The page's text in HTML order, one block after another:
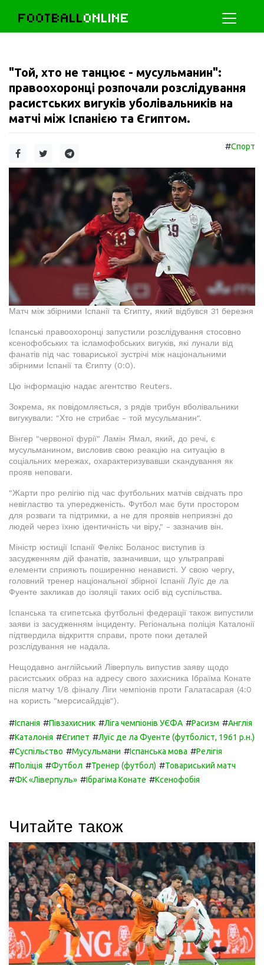
FOOTBALLONLINE
"Той, хто не танцює - мусульманин":
правоохоронці розпочали розслідування
расистських вигуків уболівальників на
матчі між Іспанією та Єгиптом.
#Спорт
Матч між збірними Іспанії та Єгипту, який відбувся 31 березня
Іспанські правоохоронці запустили розслідування стосовно
ксенофобських та ісламофобських вигуків, які лунали від
фанатів під час товариської зустрічі між національними
збірними Іспанії та Єгипту (0:0).
Цю інформацію надає агентство Reuters.
Зокрема, як повідомляється, з рядів трибун вболівальники
вигукували: "Хто не стрибає - той мусульманин".
Вінгер "червоної фурії" Ламін Ямал, який, до речі, є
мусульманином, висловив свою реакцію на ситуацію в
соціальних мережах, охарактеризувавши скандування як
прояв неповаги.
"Жарти про релігію під час футбольних матчів свідчать про
невігластво та упередженість. Футбол має бути простором
для розваги та підтримки, а не для проявів неприязні до
людей через їхню ідентичність чи віру," - зазначив він.
Міністр юстиції Іспанії Фелікс Боланос виступив із
засудженням дій фанатів, зазначивши, що ультраправі
елементи сприяють поширенню ненависті. У свою чергу,
головний тренер національної збірної Іспанії Луїс де ла
Фуенте закликав до ізоляції таких осіб від суспільства.
Іспанська та єгипетська футбольні федерації також випустили
заяви із засудженням інциденту. Регіональна поліція Каталонії
підтвердила відкриття справи, проте поки деталей
розслідування не надала.
Нещодавно англійський Ліверпуль випустив заяву щодо
расистських образ на адресу свого захисника Ібраїма Конате
після матчу 1/8 фіналу Ліги чемпіонів проти Галатасарая (4:0
на користь "мерсисайдців").
#Іспанія #Півзахисник #Ліга чемпіонів УЄФА #Расизм #Англія
#Каталонія #Єгипет #Луїс де ла Фуенте (футболіст, 1961 р.н.)
#Суспільство #Мусульмани #Іспанська мова #Релігія
#Поліція #Футбол #Тренер (футбол) #Товариський матч
#ФК «Ліверпуль» #Ібрагіма Конате #Ксенофобія
Читайте також